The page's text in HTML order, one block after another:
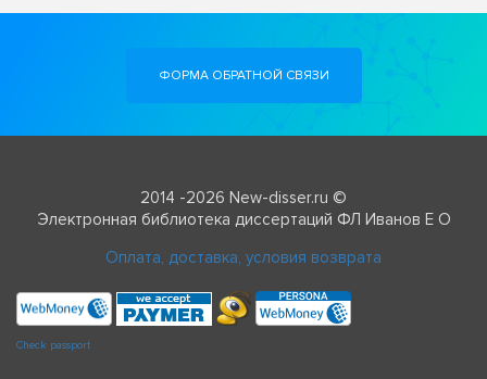
ФОРМА ОБРАТНОЙ СВЯЗИ
2014 -2026 New-disser.ru ©
Электронная библиотека диссертаций ФЛ Иванов Е О
Оплата, доставка, условия возврата
Check passport